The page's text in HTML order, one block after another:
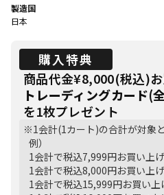
製造国
日本
購入特典
商品代金¥8,000(税込)
トレーディングカード(
を1枚プレゼント
※1会計(1カート)の合計が対象と
例）
1会計で税込7,999円お買い上
1会計で税込8,000円お買い上
1会計で税込15,999円お買い